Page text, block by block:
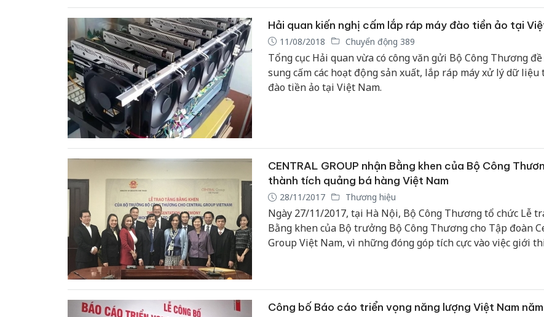
Hải quan kiến nghị cấm lắp ráp máy đào tiền ảo tại
11/08/2018 Chuyển động 389
Tổng cục Hải quan vừa có công văn gửi Bộ Công Thương đề
sung cấm các hoạt động sản xuất, lắp ráp máy xử lý dữ liệu
đào tiền ảo tại Việt Nam.
CENTRAL GROUP nhận Bằng khen của Bộ Công
thành tích quảng bá hàng Việt Nam
28/11/2017 Thương hiệu
Ngày 27/11/2017, tại Hà Nội, Bộ Công Thương tổ chức Lễ
Bằng khen của Bộ trưởng Bộ Công Thương cho Tập đoàn
Group Việt Nam, vì những đóng góp tích cực vào việc giới
Công bố Báo cáo triển vọng năng lượng Việt Nam